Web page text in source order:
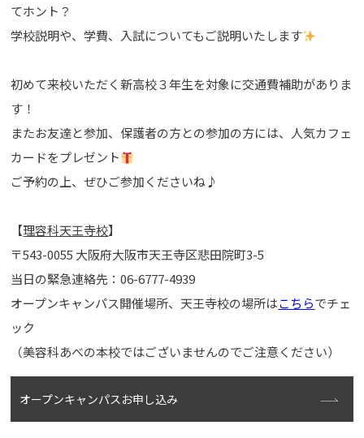
てホント？
学校説明や、学費、入試についてもご説明いたします
初めて来校いただく新高校３年生を対象に交通費補助がありま
す！
またお友達と参加、保護者の方との参加の方には、人気カフェ
カードをプレゼント
ご予約の上、ぜひご参加くださいね♪
【理容科天王寺校】
〒543-0055 大阪府大阪市天王寺区悲田院町3-5
当日の緊急連絡先：06-6777-4939
オープンキャンパス開催場所、天王寺校の場所はこちらでチェ
ック
（美容科あべの本校ではございませんのでご注意ください）
オープンキャンパスお申し込み